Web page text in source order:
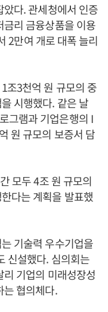
다. 관세청에서 인증
리 금융상품을 이용
2만여 개로 대폭 늘리
조3천억 원 규모의 중
시행했다. 같은 날
그램과 기업은행의 I
원 규모의 보증서 담
모두 4조 원 규모의
다는 계획을 발표했
기술력 우수기업을
신설했다. 심의회는
기업의 미래성장성
는 협의체다.